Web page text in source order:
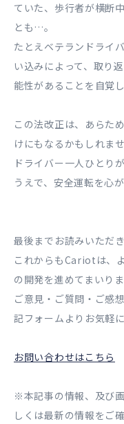
ていた、歩行者が横断
とも…。
たとえベテランドライ
い込みによって、取り
能性があることを自覚
この法改正は、あらた
けにもなるかもしれませ
ドライバー一人ひとり
うえで、安全運転を心
最後までお読みいただ
これからもCariotは、
の開発を進めてまいりま
ご意見・ご質問・ご感
記フォームよりお気軽
お問い合わせはこちら
※本記事の情報、及び
しくは最新の情報をご